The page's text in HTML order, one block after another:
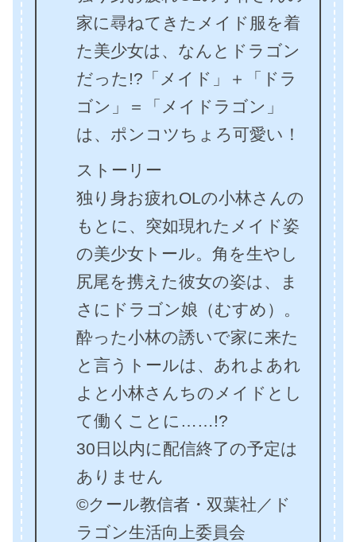
家に尋ねてきたメイド服を着
た美少女は、なんとドラゴン
だった!?「メイド」＋「ドラ
ゴン」＝「メイドラゴン」
は、ポンコツちょろ可愛い！
ストーリー
独り身お疲れOLの小林さんの
もとに、突如現れたメイド姿
の美少女トール。角を生やし
尻尾を携えた彼女の姿は、ま
さにドラゴン娘（むすめ）。
酔った小林の誘いで家に来た
と言うトールは、あれよあれ
よと小林さんちのメイドとし
て働くことに……!?
30日以内に配信終了の予定は
ありません
©クール教信者・双葉社／ド
ラゴン生活向上委員会